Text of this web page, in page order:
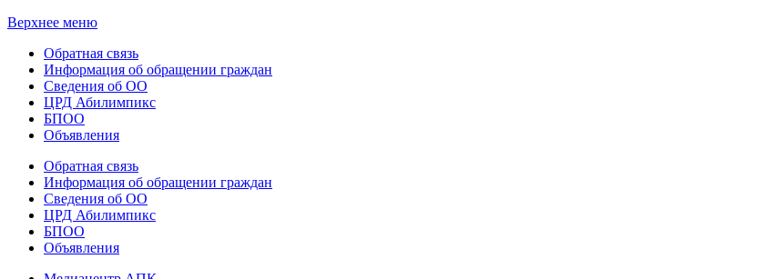
Верхнее меню
Обратная связь
Информация об обращении граждан
Сведения об ОО
ЦРД Абилимпикс
БПОО
Объявления
Обратная связь
Информация об обращении граждан
Сведения об ОО
ЦРД Абилимпикс
БПОО
Объявления